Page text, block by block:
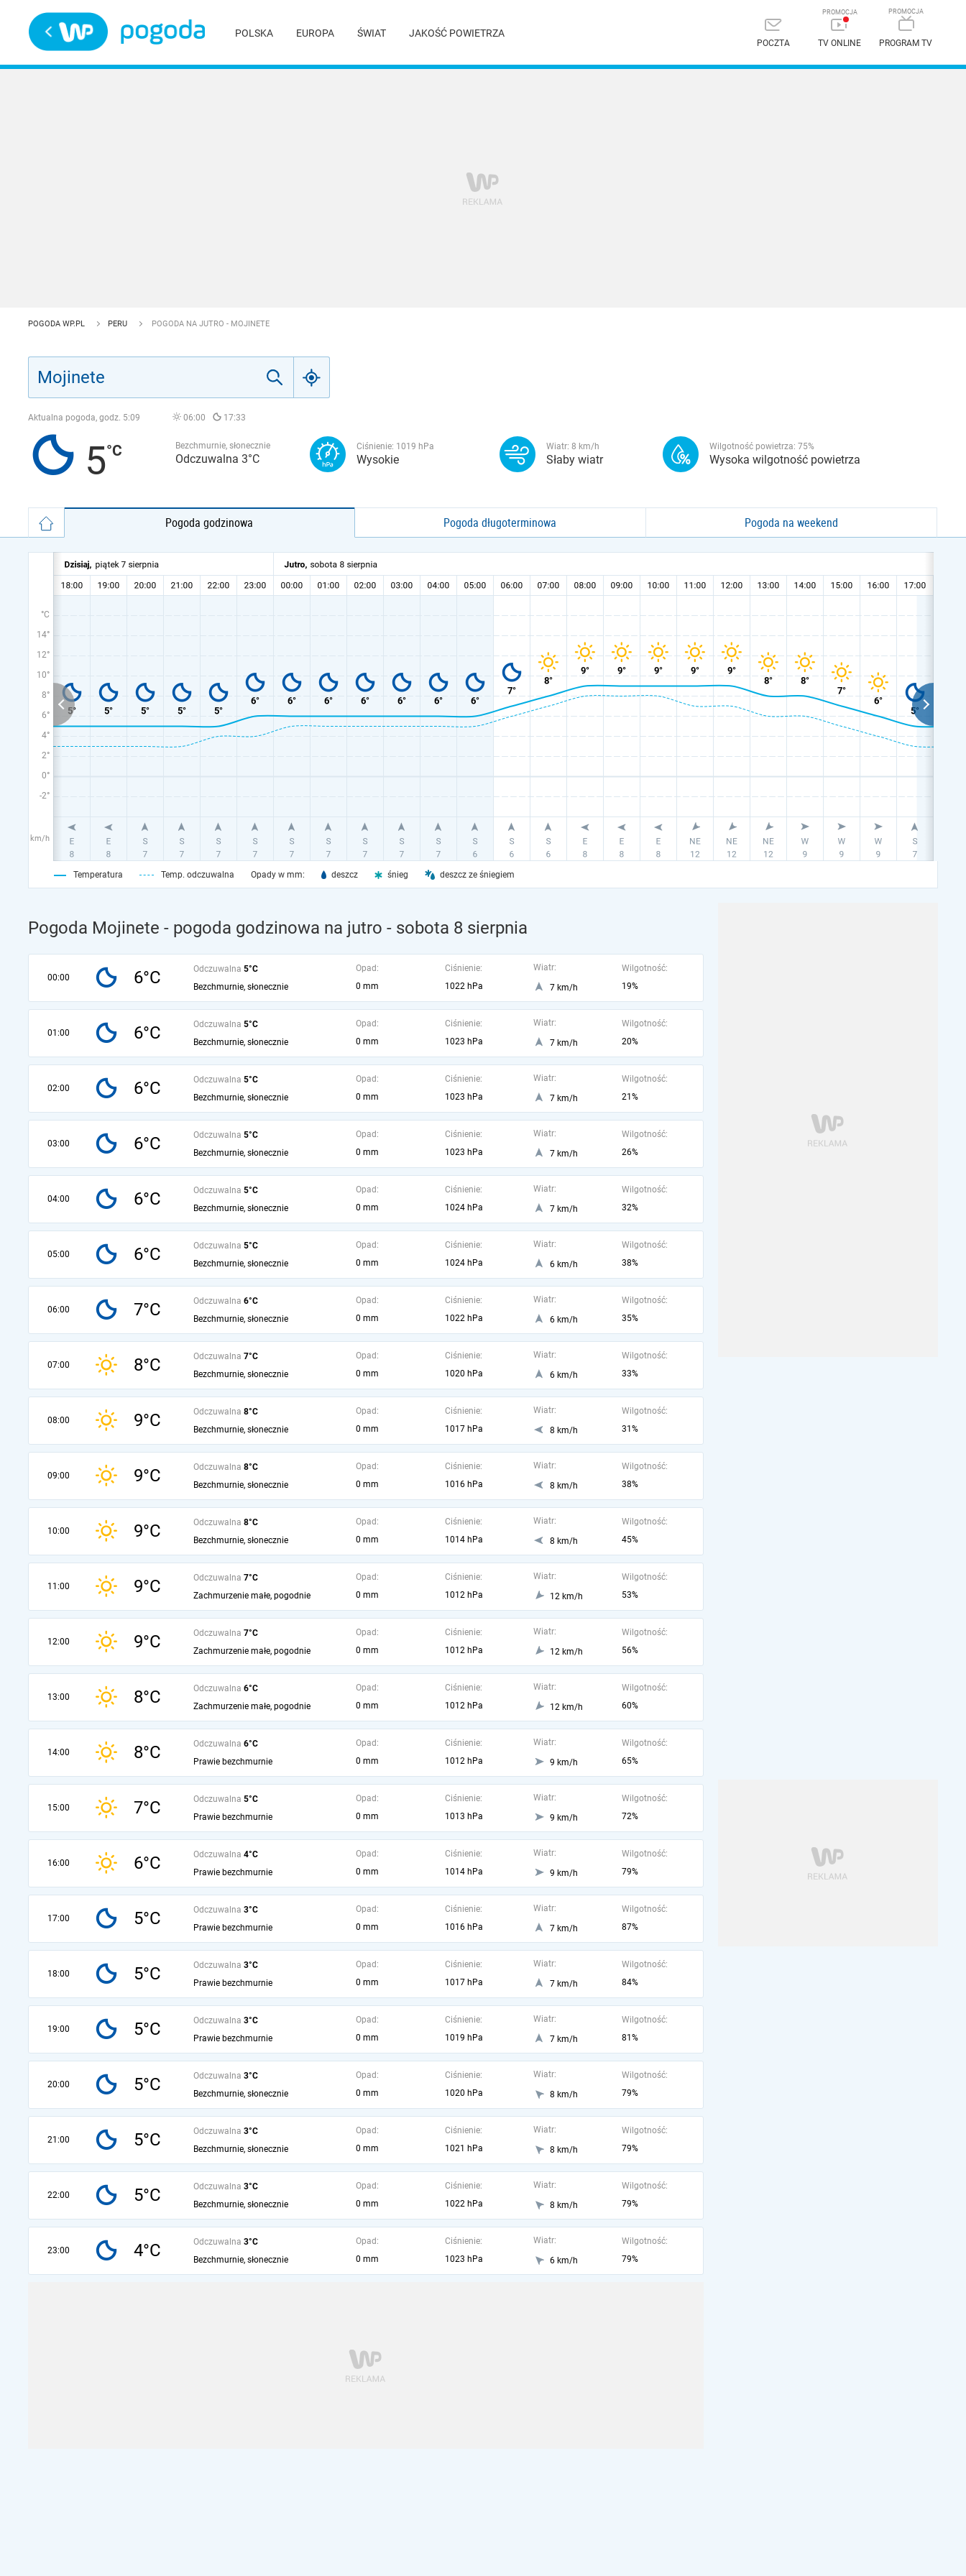
POLSKA EUROPA ŚWIAT JAKOŚĆ POWIETRZA
POCZTA TV ONLINE PROGRAM TV
POGODA WP.PL PERU POGODA NA JUTRO - MOJINETE
Aktualna pogoda, godz. 5:09 06:00 17:33
5 Bezchmurnie, słonecznie
Odczuwalna 3°C
Ciśnienie: 1019 hPa
Wysokie
Wiatr: 8 km/h
Słaby wiatr
Wilgotność powietrza: 75%
Wysoka wilgotność powietrza
Pogoda godzinowa Pogoda długoterminowa Pogoda na weekend
°C
14°
12°
10°
8°
6°
4°
2°
0°
-2°
km/h
Temperatura Temp. odczuwalna Opady w mm: deszcz śnieg deszcz ze śniegiem
Pogoda Mojinete - pogoda godzinowa na jutro - sobota 8 sierpnia
00:00 6°C Odczuwalna 5°C
Bezchmurnie, słonecznie
Opad:
0 mm
Ciśnienie:
1022 hPa
Wiatr:
7 km/h
Wilgotność:
19%
01:00 6°C Odczuwalna 5°C
Bezchmurnie, słonecznie
Opad:
0 mm
Ciśnienie:
1023 hPa
Wiatr:
7 km/h
Wilgotność:
20%
02:00 6°C Odczuwalna 5°C
Bezchmurnie, słonecznie
Opad:
0 mm
Ciśnienie:
1023 hPa
Wiatr:
7 km/h
Wilgotność:
21%
03:00 6°C Odczuwalna 5°C
Bezchmurnie, słonecznie
Opad:
0 mm
Ciśnienie:
1023 hPa
Wiatr:
7 km/h
Wilgotność:
26%
04:00 6°C Odczuwalna 5°C
Bezchmurnie, słonecznie
Opad:
0 mm
Ciśnienie:
1024 hPa
Wiatr:
7 km/h
Wilgotność:
32%
05:00 6°C Odczuwalna 5°C
Bezchmurnie, słonecznie
Opad:
0 mm
Ciśnienie:
1024 hPa
Wiatr:
6 km/h
Wilgotność:
38%
06:00 7°C Odczuwalna 6°C
Bezchmurnie, słonecznie
Opad:
0 mm
Ciśnienie:
1022 hPa
Wiatr:
6 km/h
Wilgotność:
35%
07:00 8°C Odczuwalna 7°C
Bezchmurnie, słonecznie
Opad:
0 mm
Ciśnienie:
1020 hPa
Wiatr:
6 km/h
Wilgotność:
33%
08:00 9°C Odczuwalna 8°C
Bezchmurnie, słonecznie
Opad:
0 mm
Ciśnienie:
1017 hPa
Wiatr:
8 km/h
Wilgotność:
31%
09:00 9°C Odczuwalna 8°C
Bezchmurnie, słonecznie
Opad:
0 mm
Ciśnienie:
1016 hPa
Wiatr:
8 km/h
Wilgotność:
38%
10:00 9°C Odczuwalna 8°C
Bezchmurnie, słonecznie
Opad:
0 mm
Ciśnienie:
1014 hPa
Wiatr:
8 km/h
Wilgotność:
45%
11:00 9°C Odczuwalna 7°C
Zachmurzenie małe, pogodnie
Opad:
0 mm
Ciśnienie:
1012 hPa
Wiatr:
12 km/h
Wilgotność:
53%
12:00 9°C Odczuwalna 7°C
Zachmurzenie małe, pogodnie
Opad:
0 mm
Ciśnienie:
1012 hPa
Wiatr:
12 km/h
Wilgotność:
56%
13:00 8°C Odczuwalna 6°C
Zachmurzenie małe, pogodnie
Opad:
0 mm
Ciśnienie:
1012 hPa
Wiatr:
12 km/h
Wilgotność:
60%
14:00 8°C Odczuwalna 6°C
Prawie bezchmurnie
Opad:
0 mm
Ciśnienie:
1012 hPa
Wiatr:
9 km/h
Wilgotność:
65%
15:00 7°C Odczuwalna 5°C
Prawie bezchmurnie
Opad:
0 mm
Ciśnienie:
1013 hPa
Wiatr:
9 km/h
Wilgotność:
72%
16:00 6°C Odczuwalna 4°C
Prawie bezchmurnie
Opad:
0 mm
Ciśnienie:
1014 hPa
Wiatr:
9 km/h
Wilgotność:
79%
17:00 5°C Odczuwalna 3°C
Prawie bezchmurnie
Opad:
0 mm
Ciśnienie:
1016 hPa
Wiatr:
7 km/h
Wilgotność:
87%
18:00 5°C Odczuwalna 3°C
Prawie bezchmurnie
Opad:
0 mm
Ciśnienie:
1017 hPa
Wiatr:
7 km/h
Wilgotność:
84%
19:00 5°C Odczuwalna 3°C
Prawie bezchmurnie
Opad:
0 mm
Ciśnienie:
1019 hPa
Wiatr:
7 km/h
Wilgotność:
81%
20:00 5°C Odczuwalna 3°C
Bezchmurnie, słonecznie
Opad:
0 mm
Ciśnienie:
1020 hPa
Wiatr:
8 km/h
Wilgotność:
79%
21:00 5°C Odczuwalna 3°C
Bezchmurnie, słonecznie
Opad:
0 mm
Ciśnienie:
1021 hPa
Wiatr:
8 km/h
Wilgotność:
79%
22:00 5°C Odczuwalna 3°C
Bezchmurnie, słonecznie
Opad:
0 mm
Ciśnienie:
1022 hPa
Wiatr:
8 km/h
Wilgotność:
79%
23:00 4°C Odczuwalna 3°C
Bezchmurnie, słonecznie
Opad:
0 mm
Ciśnienie:
1023 hPa
Wiatr:
6 km/h
Wilgotność:
79%